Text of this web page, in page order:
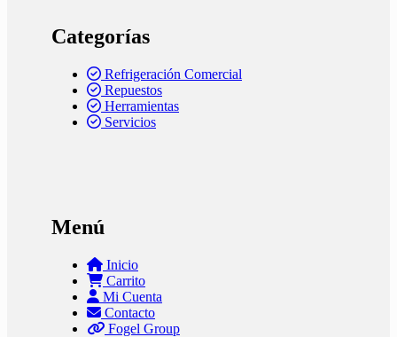
Categorías
Refrigeración Comercial
Repuestos
Herramientas
Servicios
Menú
Inicio
Carrito
Mi Cuenta
Contacto
Fogel Group